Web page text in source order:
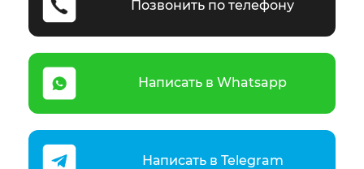
Позвонить по телефону
Написать в Whatsapp
Написать в Telegram